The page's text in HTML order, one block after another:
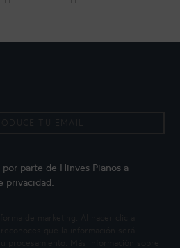
parte de Hinves Pianos a
privacidad.